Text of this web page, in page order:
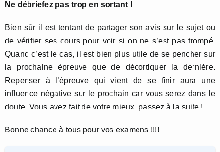
Ne débriefez pas trop en sortant !
Bien sûr il est tentant de partager son avis sur le sujet ou
de vérifier ses cours pour voir si on ne s’est pas trompé.
Quand c’est le cas, il est bien plus utile de se pencher sur
la prochaine épreuve que de décortiquer la dernière.
Repenser à l’épreuve qui vient de se finir aura une
influence négative sur le prochain car vous serez dans le
doute. Vous avez fait de votre mieux, passez à la suite !
Bonne chance à tous pour vos examens !!!!